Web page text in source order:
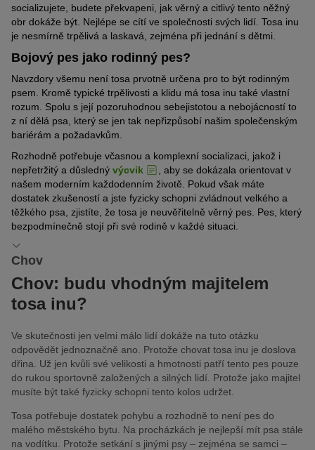
socializujete, budete překvapeni, jak věrný a citlivý tento něžný
obr dokáže být. Nejlépe se cítí ve společnosti svých lidí. Tosa inu
je nesmírně trpělivá a laskavá, zejména při jednání s dětmi.
Bojový pes jako rodinný pes?
Navzdory všemu není tosa prvotně určena pro to být rodinným
psem. Kromě typické trpělivosti a klidu má tosa inu také vlastní
rozum. Spolu s její pozoruhodnou sebejistotou a nebojácností to
z ní dělá psa, který se jen tak nepřizpůsobí našim společenským
bariérám a požadavkům.
Rozhodně potřebuje včasnou a komplexní socializaci, jakož i
nepřetržitý a důsledný výcvik
, aby se dokázala orientovat v
našem moderním každodenním životě. Pokud však máte
dostatek zkušeností a jste fyzicky schopni zvládnout velkého a
těžkého psa, zjistíte, že tosa je neuvěřitelně věrný pes. Pes, který
bezpodmínečně stojí při své rodině v každé situaci.
Chov
Chov: budu vhodným majitelem
tosa inu?
Ve skutečnosti jen velmi málo lidí dokáže na tuto otázku
odpovědět jednoznačně ano. Protože chovat tosa inu je doslova
dřina. Už jen kvůli své velikosti a hmotnosti patří tento pes pouze
do rukou sportovně založených a silných lidí. Protože jako majitel
musíte být také fyzicky schopni tento kolos udržet.
Tosa potřebuje dostatek pohybu a rozhodně to není pes do
malého městského bytu. Na procházkách je nejlepší mít psa stále
na vodítku. Protože setkání s jinými psy – zejména se samci –